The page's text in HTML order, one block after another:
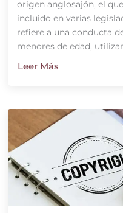
origen anglosajón, el
incluido en varias
refiere a una conducta
menores de edad,
Leer Más